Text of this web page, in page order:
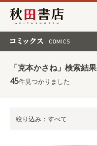
秋田書店
「克本かさね」検索結果
45件見つかりました
絞り込み：すべて